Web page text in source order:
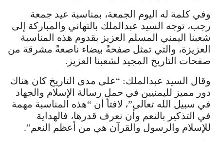
وفي كلمة له اليوم الجمعة، بمناسبة عيد جمعة
رجب، توجه السيد عبدالملك بالتهاني والمباركة إلى
شعبنا اليمني المسلم العزيز بقدوم هذه المناسبة
العزيزة، والتي تمثل صفحةً بيضاء ناصعةً مشرقة من
صفحات التاريخ المجيد لشعبنا العزيز.
وقال السيد عبدالملك: “على مدى التاريخ كان هناك
دور مميز لليمنيين في حمل رسالة الإسلام والجهاد
في سبيل الله تعالى”، لافتاً أن “هذه المناسبة مهمة
في التذكير بالنعم وأن نعرف قدرها، فالهداية
للإسلام والرسول والقرآن هي من أعظم النعم”.